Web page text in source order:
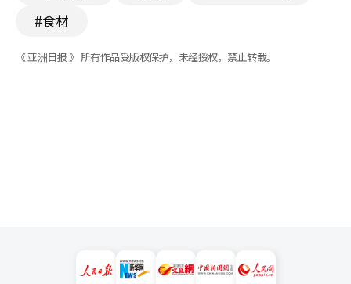
#食材
《 亚洲日报 》 所有作品受版权保护，未经授权，禁止转载。